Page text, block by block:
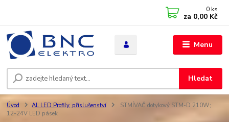
Menu
Hledat
0 ks
za 0,00 Kč
Úvod AL LED Profily, příslušenství
STMÍVAČ dotykový STM-D 210W;
12-24V LED pásek